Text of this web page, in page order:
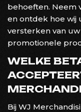
behoeften. Neem
en ontdek hoe wij
versterken van
promotionele
WELKE
Bij WJ